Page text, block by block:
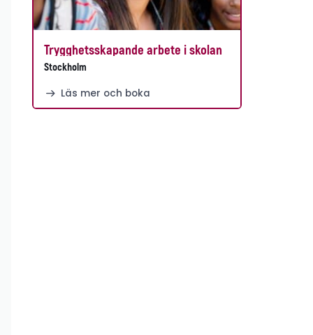
Trygghetsskapande arbete i skolan
Stockholm
Läs mer och boka